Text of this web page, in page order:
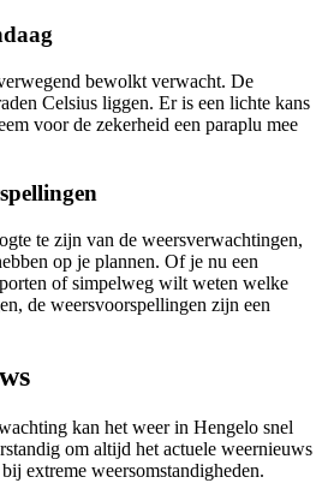
bewolkt verwacht. De
Celsius liggen. Er is een lichte kans
voor de zekerheid een paraplu mee
te zijn van de weersverwachtingen,
op je plannen. Of je nu een
of simpelweg wilt weten welke
de weersvoorspellingen zijn een
kan het weer in Hengelo snel
om altijd het actuele weernieuws
extreme weersomstandigheden.